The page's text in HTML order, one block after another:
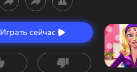
Играть сейчас